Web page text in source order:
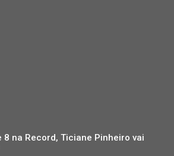
na Record, Ticiane Pinheiro vai